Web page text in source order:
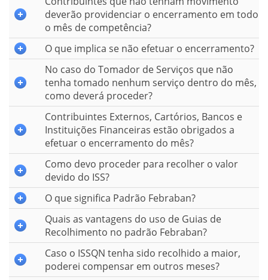
deverão providenciar o encerramento em todo
o mês de competência?
O que implica se não efetuar o encerramento?
No caso do Tomador de Serviços que não
tenha tomado nenhum serviço dentro do mês,
como deverá proceder?
Contribuintes Externos, Cartórios, Bancos e
Instituições Financeiras estão obrigados a
efetuar o encerramento do mês?
Como devo proceder para recolher o valor
devido do ISS?
O que significa Padrão Febraban?
Quais as vantagens do uso de Guias de
Recolhimento no padrão Febraban?
Caso o ISSQN tenha sido recolhido a maior,
poderei compensar em outros meses?